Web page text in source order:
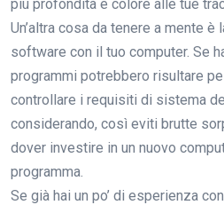
più profondità e colore alle tue
Un’altra cosa da tenere a mente
software con il tuo computer. Se
programmi potrebbero risultare
controllare i requisiti di sistema
considerando, così eviti brutte
dover investire in un nuovo
programma.
Se già hai un po’ di esperienza